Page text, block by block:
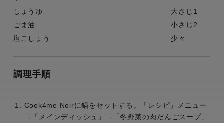
しょうゆ
大さじ1
ごま油
小さじ2
塩こしょう
少々
調理手順
Cook4me Noirに鍋をセットする。「レシピ」メニュー
→「メインディッシュ」→「冬野菜の肉だんごスープ」